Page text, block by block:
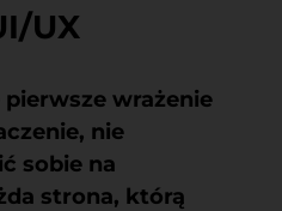
UX
wrażenie
nie
sobie na
strona, którą